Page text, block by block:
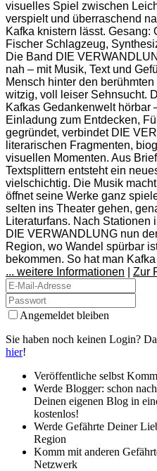
visuelles Spiel zwischen
verspielt und überraschend
Kafka knistern lässt. Gesang:
Fischer Schlagzeug,
Die Band DIE
nah – mit Musik, Text und
Mensch hinter den
witzig, voll leiser Sehnsucht.
Kafkas Gedankenwelt hörbar
Einladung zum Entdecken,
gegründet, verbindet DIE
literarischen Fragmenten,
visuellen Momenten. Aus
Textsplittern entsteht ein
vielschichtig. Die Musik
öffnet seine Werke ganz
selten ins Theater gehen,
Literaturfans. Nach
DIE VERWANDLUNG nun
Region, wo Wandel spürbar
bekommen. So hat man
... weitere Informationen
Zur
Angemeldet bleiben
Sie haben noch keinen Login?
hier!
Veröffentliche selbst
Werde Blogger: schon
Deinen eigenen Blog in
kostenlos!
Werde Gefährte Deiner
Region
Komm mit anderen
Netzwerk